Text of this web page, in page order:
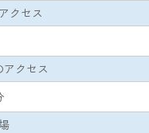
クセス
クセス